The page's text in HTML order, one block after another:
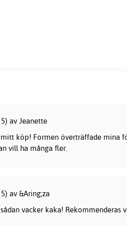
av Jeanette
köp! Formen överträffade mina
vill ha många fler.
av &Aring;za
vacker kaka! Rekommenderas